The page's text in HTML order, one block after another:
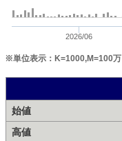
2026/06
※単位表示：K=1000,M=100万
始値
高値